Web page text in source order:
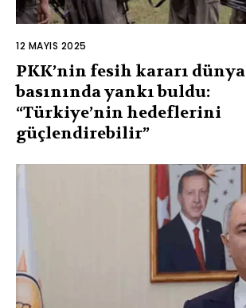
12 MAYIS 2025
PKK’nin fesih kararı dünya
basınında yankı buldu:
“Türkiye’nin hedeflerini
güçlendirebilir”